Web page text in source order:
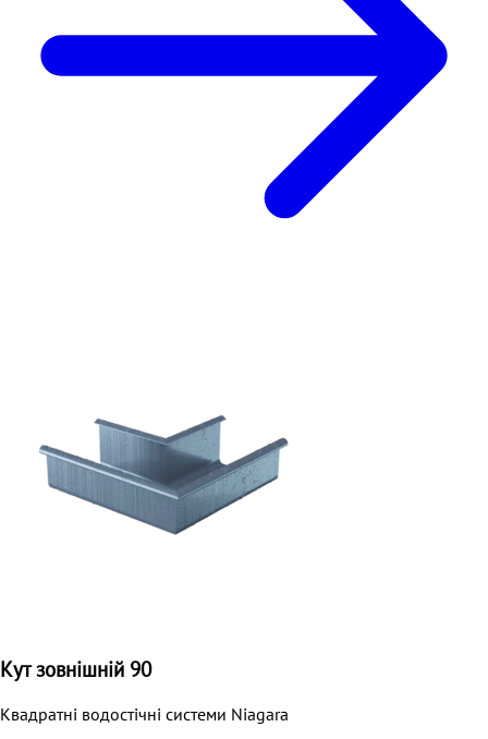
Кут зовнішній 90
Квадратні водостічні системи Niagara